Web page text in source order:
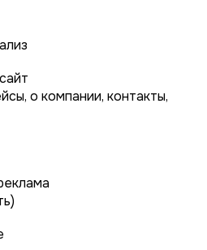
о компании, контакты,